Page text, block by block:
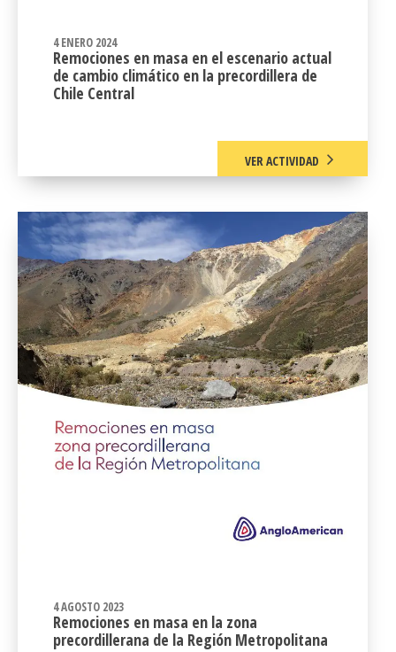
4 ENERO 2024
Remociones en masa en el escenario actual
de cambio climático en la precordillera de
Chile Central
VER ACTIVIDAD
4 AGOSTO 2023
Remociones en masa en la zona
precordillerana de la Región Metropolitana